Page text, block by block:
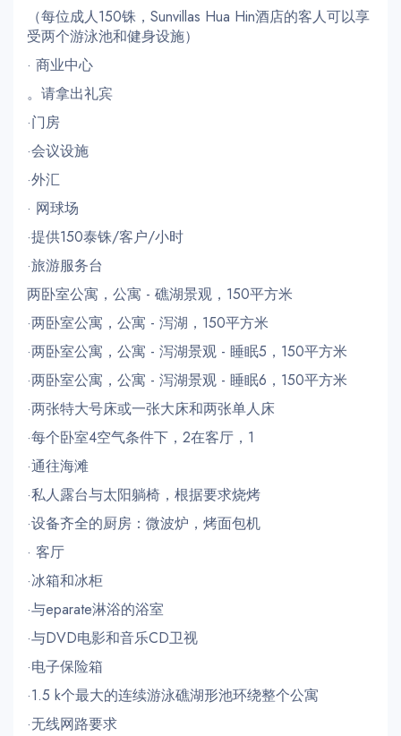
（每位成人150铢，Sunvillas Hua Hin酒店的客人可以享
受两个游泳池和健身设施）
· 商业中心
。请拿出礼宾
·门房
·会议设施
·外汇
· 网球场
·提供150泰铢/客户/小时
·旅游服务台
两卧室公寓，公寓 - 礁湖景观，150平方米
·两卧室公寓，公寓 - 泻湖，150平方米
·两卧室公寓，公寓 - 泻湖景观 - 睡眠5，150平方米
·两卧室公寓，公寓 - 泻湖景观 - 睡眠6，150平方米
·两张特大号床或一张大床和两张单人床
·每个卧室4空气条件下，2在客厅，1
·通往海滩
·私人露台与太阳躺椅，根据要求烧烤
·设备齐全的厨房：微波炉，烤面包机
· 客厅
·冰箱和冰柜
·与eparate淋浴的浴室
·与DVD电影和音乐CD卫视
·电子保险箱
·1.5 k个最大的连续游泳礁湖形池环绕整个公寓
·无线网路要求